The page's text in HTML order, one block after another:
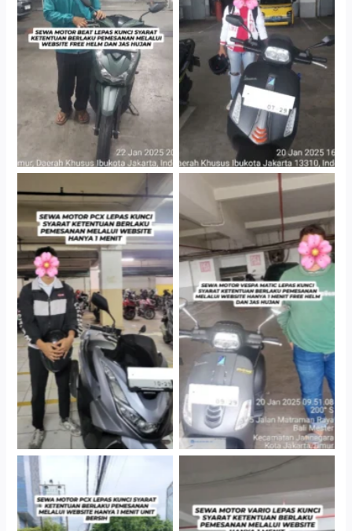
Cityplaza Jatinegara
Gedung Parkir P6A
Cityplaza Jatinegara
Gedung Parkir P6A
Hotel Kartika Chandra,
Jakarta Selatan
Cityplaza Jatinegara
Gedung Parkir P6A